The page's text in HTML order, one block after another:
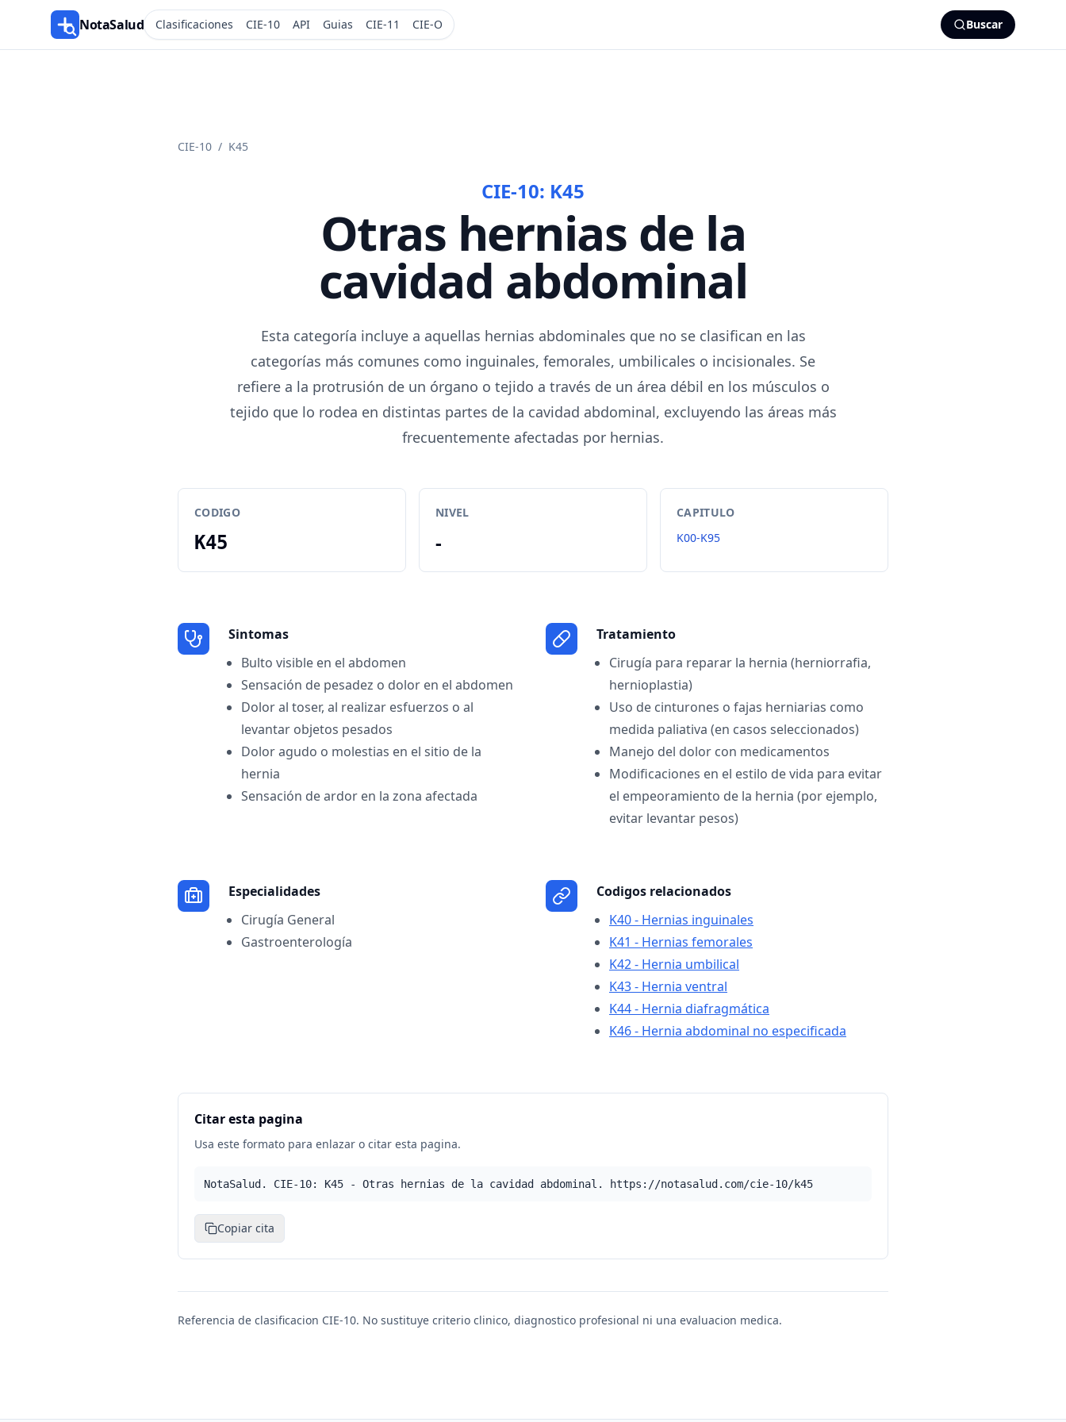
NotaSalud Clasificaciones CIE-10 API Guias CIE-11 CIE-O Buscar
CIE-10 / K45
CIE-10: K45
Otras hernias de la
cavidad abdominal
Esta categoría incluye a aquellas hernias abdominales que no se clasifican en las
categorías más comunes como inguinales, femorales, umbilicales o incisionales. Se
refiere a la protrusión de un órgano o tejido a través de un área débil en los músculos o
tejido que lo rodea en distintas partes de la cavidad abdominal, excluyendo las áreas más
frecuentemente afectadas por hernias.
CODIGO
K45
NIVEL
-
CAPITULO
K00-K95
Sintomas
Bulto visible en el abdomen
Sensación de pesadez o dolor en el abdomen
Dolor al toser, al realizar esfuerzos o al
levantar objetos pesados
Dolor agudo o molestias en el sitio de la
hernia
Sensación de ardor en la zona afectada
Tratamiento
Cirugía para reparar la hernia (herniorrafia,
hernioplastia)
Uso de cinturones o fajas herniarias como
medida paliativa (en casos seleccionados)
Manejo del dolor con medicamentos
Modificaciones en el estilo de vida para evitar
el empeoramiento de la hernia (por ejemplo,
evitar levantar pesos)
Especialidades
Cirugía General
Gastroenterología
Codigos relacionados
K40 - Hernias inguinales
K41 - Hernias femorales
K42 - Hernia umbilical
K43 - Hernia ventral
K44 - Hernia diafragmática
K46 - Hernia abdominal no especificada
Citar esta pagina
Usa este formato para enlazar o citar esta pagina.
NotaSalud. CIE-10: K45 - Otras hernias de la cavidad abdominal. https://notasalud.com/cie-10/k45
Copiar cita
Referencia de clasificacion CIE-10. No sustituye criterio clinico, diagnostico profesional ni una evaluacion medica.